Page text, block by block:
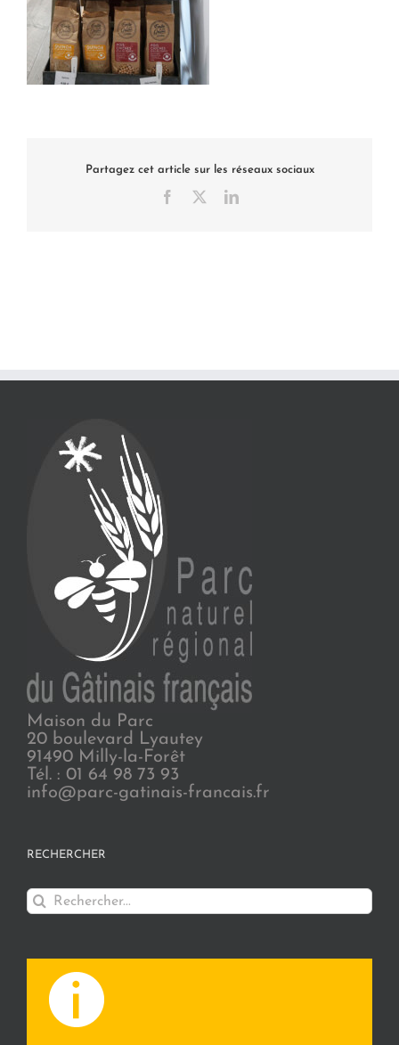
Partagez cet article sur les réseaux sociaux
Facebook LinkedIn
Maison du Parc
20 boulevard Lyautey
91490 Milly-la-Forêt
Tél. : 01 64 98 73 93
info@parc-gatinais-francais.fr
RECHERCHER
Rechercher: